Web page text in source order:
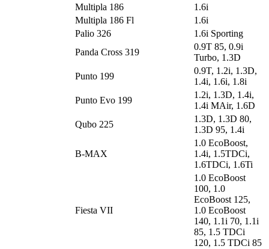
Multipla 186
1.6i
Multipla 186 Fl
1.6i
Palio 326
1.6i Sporting
Panda Cross 319
0.9T 85, 0.9i
Turbo, 1.3D
Punto 199
0.9T, 1.2i, 1.3D,
1.4i, 1.6i, 1.8i
Punto Evo 199
1.2i, 1.3D, 1.4i,
1.4i MAir, 1.6D
Qubo 225
1.3D, 1.3D 80,
1.3D 95, 1.4i
B-MAX
1.0 EcoBoost,
1.4i, 1.5TDCi,
1.6TDCi, 1.6Ti
Fiesta VII
1.0 EcoBoost
100, 1.0
EcoBoost 125,
1.0 EcoBoost
140, 1.1i 70, 1.1i
85, 1.5 TDCi
120, 1.5 TDCi 85